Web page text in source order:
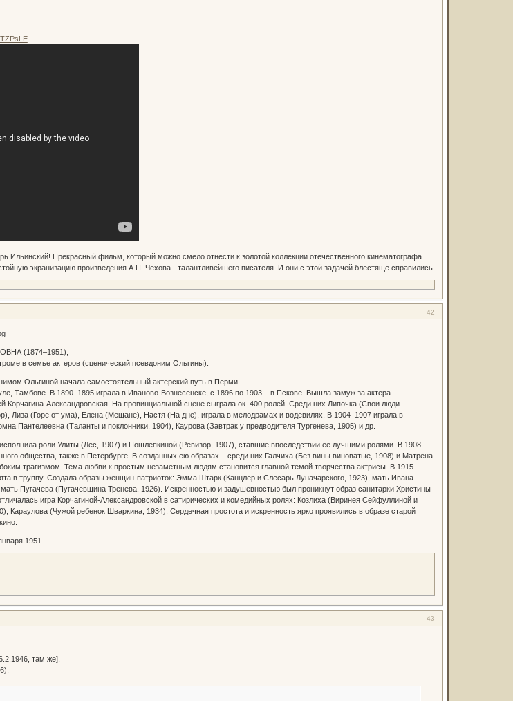
Прекрасный фильм, который можно смело отнести к золотой коллекции отечественного кинематографа.
экранизацию произведения А.П. Чехова - талантливейшего писателя. И они с этой задачей блестяще справились.
42
(1874–1951),
в семье актеров (сценический псевдоним Ольгины).
Ольгиной начала самостоятельный актерский путь в Перми.
Тамбове. В 1890–1895 играла в Иваново-Вознесенске, с 1896 по 1903 – в Пскове. Вышла замуж за актера
Корчагина-Александровская. На провинциальной сцене сыграла ок. 400 ролей. Среди них Липочка (Свои люди –
Лиза (Горе от ума), Елена (Мещане), Настя (На дне), играла в мелодрамах и водевилях. В 1904–1907 играла в
Пантелеевна (Таланты и поклонники, 1904), Каурова (Завтрак у предводителя Тургенева, 1905) и др.
роли Улиты (Лес, 1907) и Пошлепкиной (Ревизор, 1907), ставшие впоследствии ее лучшими ролями. В 1908–
общества, также в Петербурге. В созданных ею образах – среди них Галчиха (Без вины виноватые, 1908) и Матрена
трагизмом. Тема любви к простым незаметным людям становится главной темой творчества актрисы. В 1915
в труппу. Создала образы женщин-патриоток: Эмма Штарк (Канцлер и Слесарь Луначарского, 1923), мать Ивана
Пугачева (Пугачевщина Тренева, 1926). Искренностью и задушевностью был проникнут образ санитарки Христины
игра Корчагиной-Александровской в сатирических и комедийных ролях: Козлиха (Виринея Сейфуллиной и
Караулова (Чужой ребенок Шваркина, 1934). Сердечная простота и искренность ярко проявились в образе старой
1951.
43
там же],